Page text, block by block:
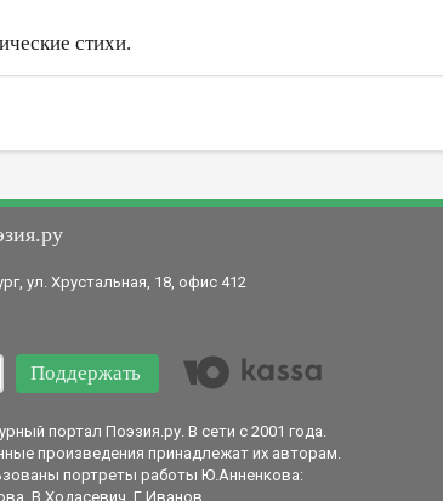
стихи.
ул. Хрустальная, 18, офис 412
Поддержать
портал Поэзия.ру. В сети с 2001 года.
произведения принадлежат их авторам.
портреты работы Ю.Анненкова:
В.Ходасевич, Г.Иванов.